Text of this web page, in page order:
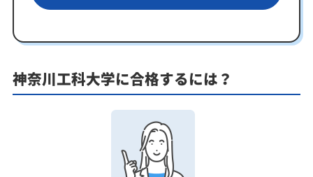
あなたにピッタリ合った「神奈川工科大学対策のオ
は？
カリキュラムや料金についてお気軽にご相談くださ
い
神奈川工科大学受験専門のオンライン家庭教師「い
つでもクイック指導」もご用意
【2027年度】大学入学共通テスト対策！2026年度
の傾向と合格戦略
神奈川工科大学に合格するには？